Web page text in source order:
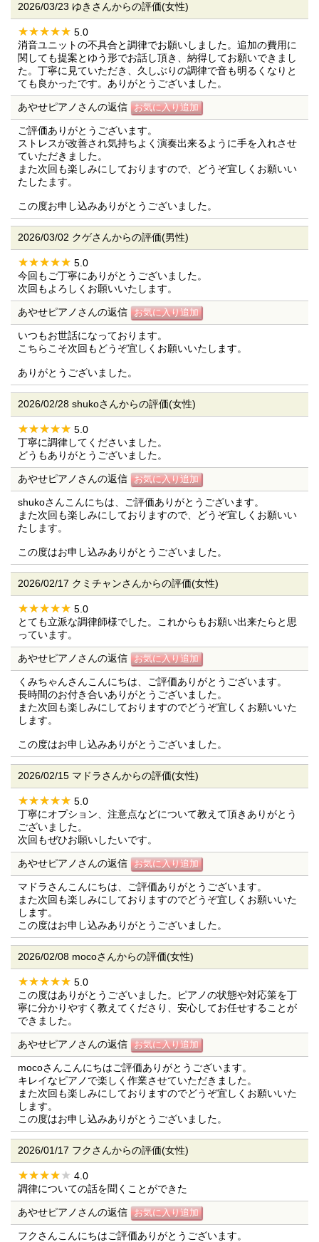
2026/03/23 ゆきさんからの評価(女性)
5.0
消音ユニットの不具合と調律でお願いしました。追加の費用に
関しても提案とゆう形でお話し頂き、納得してお願いできまし
た。丁寧に見ていただき、久しぶりの調律で音も明るくなりと
ても良かったです。ありがとうございました。
あやせピアノさんの返信
ご評価ありがとうございます。
ストレスが改善され気持ちよく演奏出来るように手を入れさせ
ていただきました。
また次回も楽しみにしておりますので、どうぞ宜しくお願いい
たしたます。
この度お申し込みありがとうございました。
2026/03/02 クゲさんからの評価(男性)
5.0
今回もご丁寧にありがとうございました。
次回もよろしくお願いいたします。
あやせピアノさんの返信
いつもお世話になっております。
こちらこそ次回もどうぞ宜しくお願いいたします。
ありがとうございました。
2026/02/28 shukoさんからの評価(女性)
5.0
丁寧に調律してくださいました。
どうもありがとうございました。
あやせピアノさんの返信
shukoさんこんにちは、ご評価ありがとうございます。
また次回も楽しみにしておりますので、どうぞ宜しくお願いい
たします。
この度はお申し込みありがとうございました。
2026/02/17 クミチャンさんからの評価(女性)
5.0
とても立派な調律師様でした。これからもお願い出来たらと思
っています。
あやせピアノさんの返信
くみちゃんさんこんにちは、ご評価ありがとうございます。
長時間のお付き合いありがとうございました。
また次回も楽しみにしておりますのでどうぞ宜しくお願いいた
します。
この度はお申し込みありがとうございました。
2026/02/15 マドラさんからの評価(女性)
5.0
丁寧にオプション、注意点などについて教えて頂きありがとう
ございました。
次回もぜひお願いしたいです。
あやせピアノさんの返信
マドラさんこんにちは、ご評価ありがとうございます。
また次回も楽しみにしておりますのでどうぞ宜しくお願いいた
します。
この度はお申し込みありがとうございました。
2026/02/08 mocoさんからの評価(女性)
5.0
この度はありがとうございました。ピアノの状態や対応策を丁
寧に分かりやすく教えてくださり、安心してお任せすることが
できました。
あやせピアノさんの返信
mocoさんこんにちはご評価ありがとうございます。
キレイなピアノで楽しく作業させていただきました。
また次回も楽しみにしておりますのでどうぞ宜しくお願いいた
します。
この度はお申し込みありがとうございました。
2026/01/17 フクさんからの評価(女性)
4.0
調律についての話を聞くことができた
あやせピアノさんの返信
フクさんこんにちはご評価ありがとうございます。